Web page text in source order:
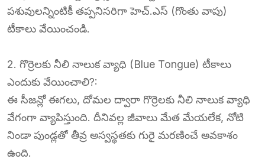
పశువులన్నింటికీ తప్పనిసరిగా హెచ్.ఎస్ (గొంతు వాపు)
టీకాలు వేయించండి.
2. గొర్రెలకు నీలి నాలుక వ్యాధి (Blue Tongue) టీకాలు
ఎందుకు వేయించాలి?:
ఈ సీజన్లో ఈగలు, దోమల ద్వారా గొర్రెలకు నీలి నాలుక వ్యాధి
వేగంగా వ్యాపిస్తుంది. దీనివల్ల జీవాలు మేత మేయలేక, నోటి
నిండా పుండ్లతో తీవ్ర అస్వస్థతకు గురై మరణించే అవకాశం
ఉంది.